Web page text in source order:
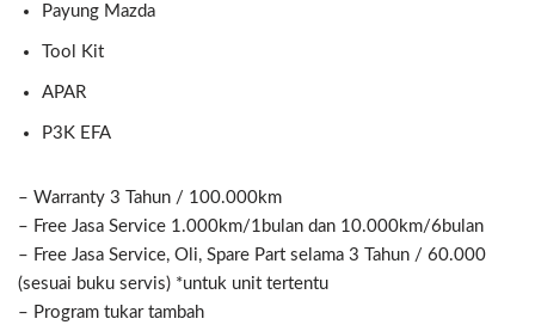
Payung Mazda
Tool Kit
APAR
P3K EFA
– Warranty 3 Tahun / 100.000km
– Free Jasa Service 1.000km/1bulan dan 10.000km/6bulan
– Free Jasa Service, Oli, Spare Part selama 3 Tahun / 60.000
(sesuai buku servis) *untuk unit tertentu
– Program tukar tambah